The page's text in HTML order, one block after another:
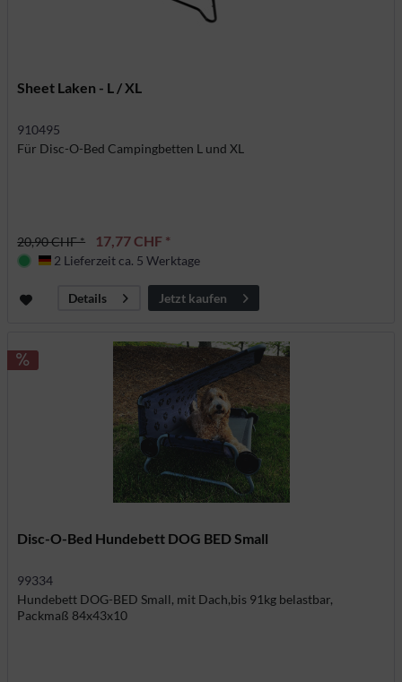
Sheet Laken - L / XL
910495
Für Disc-O-Bed Campingbetten L und XL
20,90 CHF * 17,77 CHF *
Deutschland
2 Lieferzeit ca. 5 Werktage
Details Jetzt kaufen
Disc-O-Bed Hundebett DOG BED Small
99334
Hundebett DOG-BED Small, mit Dach,bis 91kg belastbar,
Packmaß 84x43x10